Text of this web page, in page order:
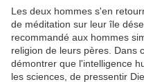
Les deux hommes s'en
de méditation sur leur île
recommandé aux hommes
religion de leurs pères. Dans
démontrer que l'intelligence
les sciences, de pressentir